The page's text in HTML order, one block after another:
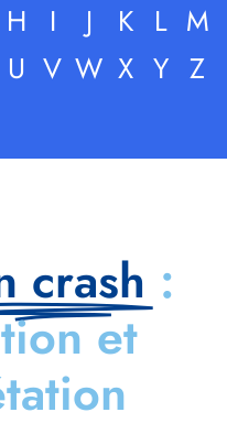
H I J K L M
U V W X Y Z
crash :
et